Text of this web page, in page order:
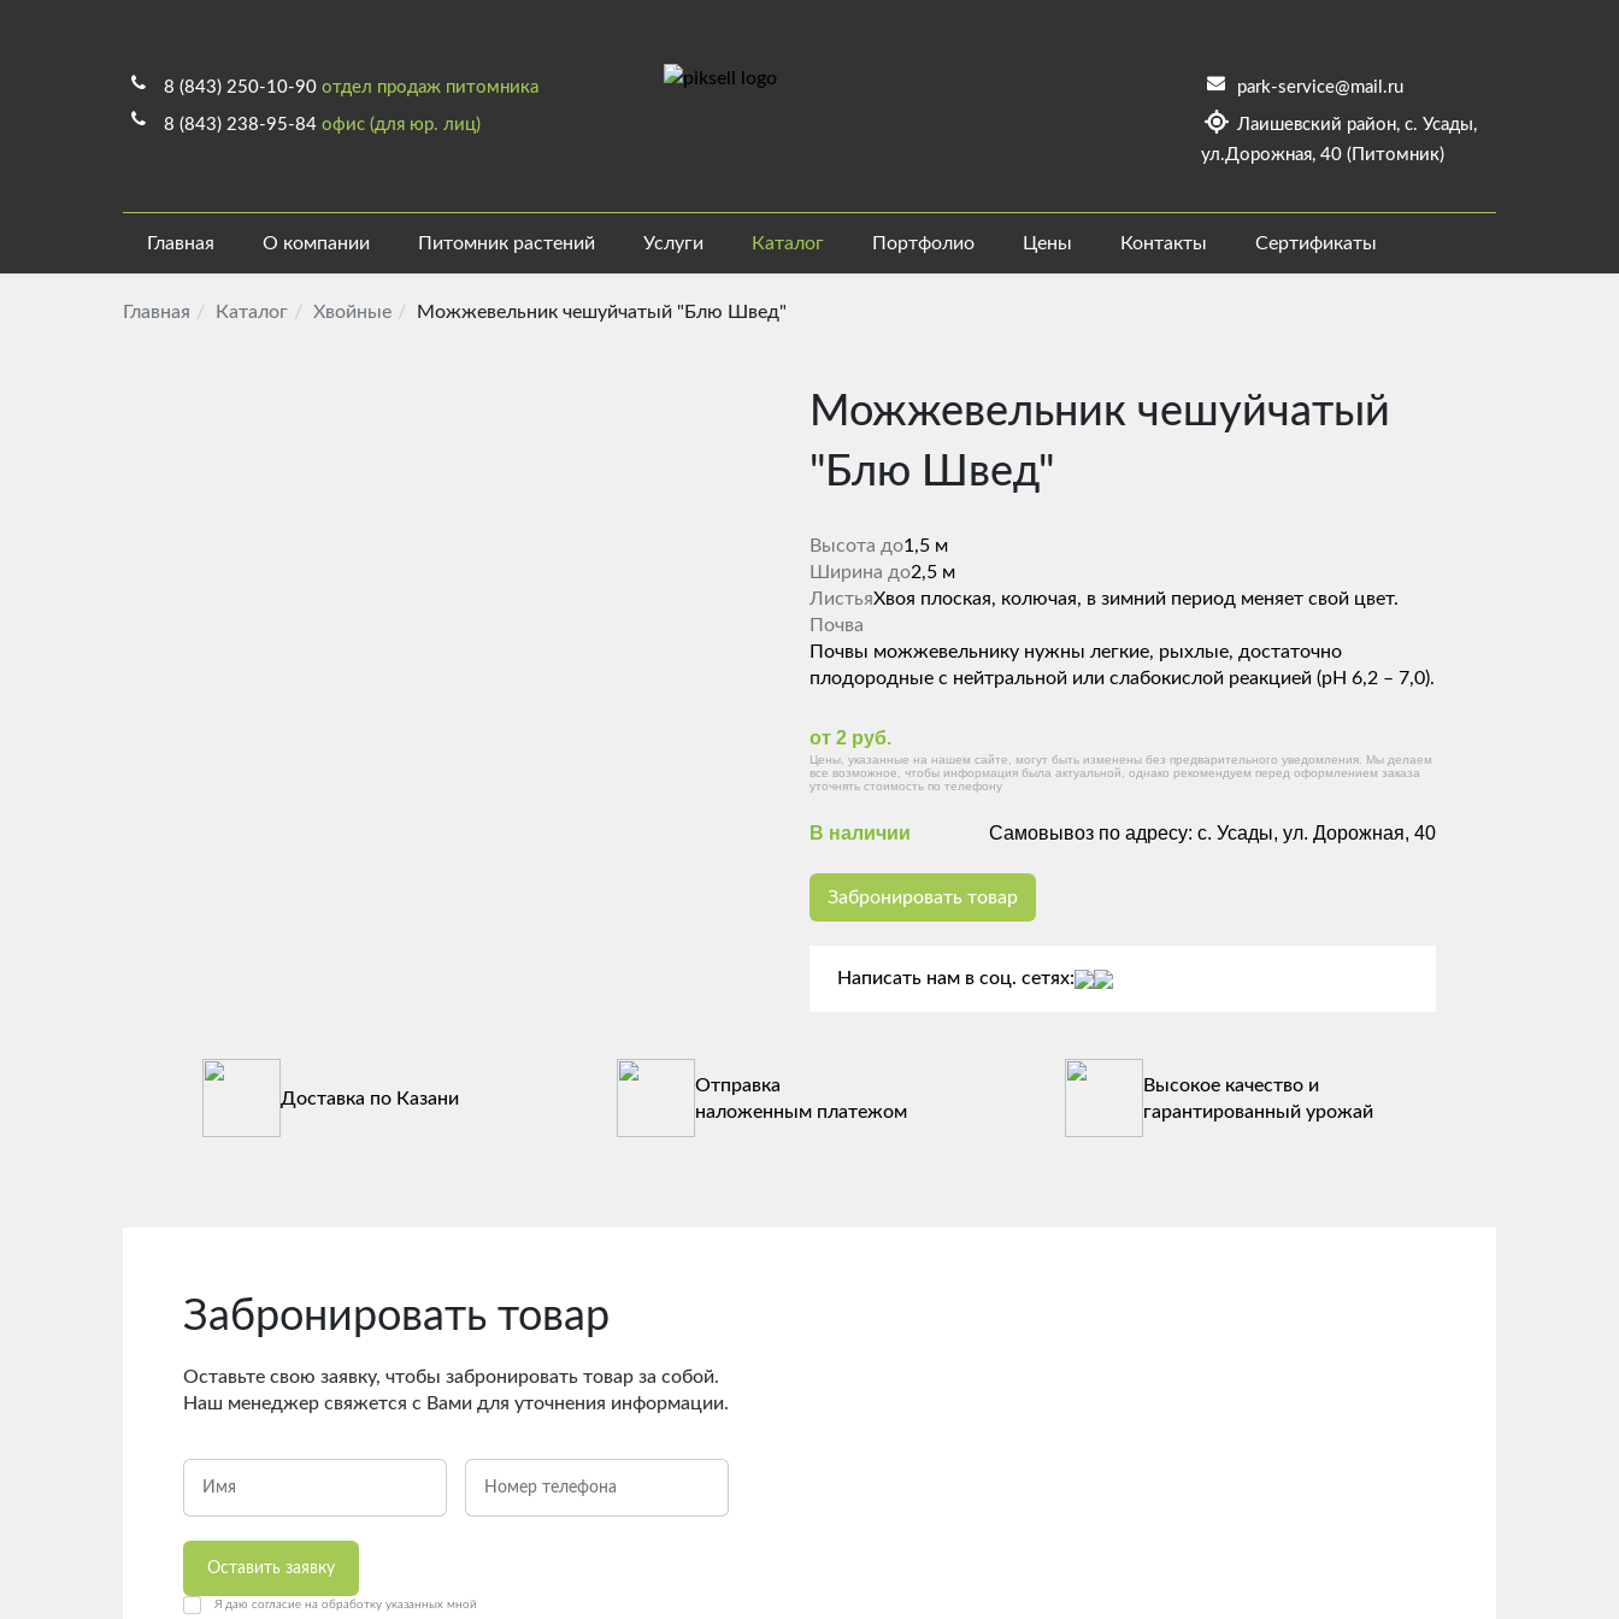
8 (843) 250-10-90 отдел продаж питомника
8 (843) 238-95-84 офис (для юр. лиц)
park-service@mail.ru
Лаишевский район, с. Усады,
ул.Дорожная, 40 (Питомник)
Главная О компании Питомник растений Услуги Каталог Портфолио Цены Контакты Сертификаты
Главная Каталог Хвойные Можжевельник чешуйчатый "Блю Швед"
Можжевельник чешуйчатый
"Блю Швед"
Высота до1,5 м
Ширина до2,5 м
ЛистьяХвоя плоская, колючая, в зимний период меняет свой цвет.
Почва
Почвы можжевельнику нужны легкие, рыхлые, достаточно
плодородные с нейтральной или слабокислой реакцией (рН 6,2 – 7,0).
от 2 руб.
Цены, указанные на нашем сайте, могут быть изменены без предварительного уведомления. Мы делаем
все возможное, чтобы информация была актуальной, однако рекомендуем перед оформлением заказа
уточнять стоимость по телефону
В наличии Самовывоз по адресу: с. Усады, ул. Дорожная, 40
Забронировать товар
Написать нам в соц. сетях:
Доставка по Казани
Отправка
наложенным платежом
Высокое качество и
гарантированный урожай
Забронировать товар
Оставьте свою заявку, чтобы забронировать товар за собой.
Наш менеджер свяжется с Вами для уточнения информации.
Оставить заявку
Я даю согласие на обработку указанных мной